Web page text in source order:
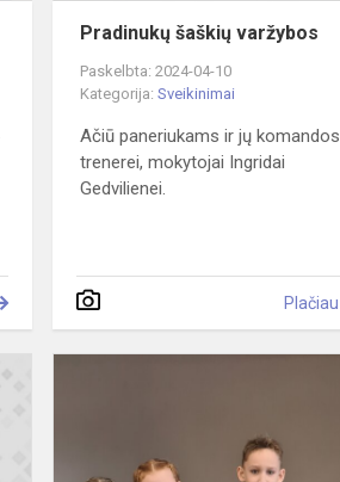
Pradinukų šaškių varžybos
Paskelbta: 2024-04-10
Kategorija:Sveikinimai
Ačiū paneriukams ir jų komandos
trenerei, mokytojai Ingridai
Gedvilienei.
Plačiau